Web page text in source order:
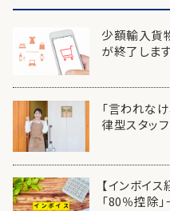
少額輸入貨
が終了しま
「言われな
律型スタッ
【インボイ
「80％控除